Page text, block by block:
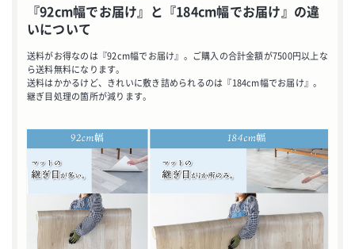
『92cm幅でお届け』と『184cm幅でお届け』の違
いについて
送料がお得なのは『92cm幅でお届け』。ご購入の合計金額が7500円以上な
ら送料無料になります。
送料はかかるけど、きれいに敷き詰められるのは『184cm幅でお届け』。
継ぎ目処理の箇所が減ります。